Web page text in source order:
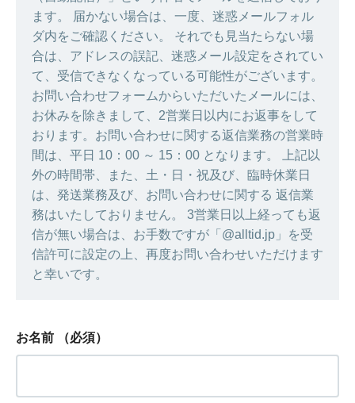
ます。 届かない場合は、一度、迷惑メールフォル
ダ内をご確認ください。 それでも見当たらない場
合は、アドレスの誤記、迷惑メール設定をされてい
て、受信できなくなっている可能性がございます。
お問い合わせフォームからいただいたメールには、
お休みを除きまして、2営業日以内にお返事をして
おります。お問い合わせに関する返信業務の営業時
間は、平日 10：00 ～ 15：00 となります。 上記以
外の時間帯、また、土・日・祝及び、臨時休業日
は、発送業務及び、お問い合わせに関する 返信業
務はいたしておりません。 3営業日以上経っても返
信が無い場合は、お手数ですが「@alltid.jp」を受
信許可に設定の上、再度お問い合わせいただけます
と幸いです。
お名前 （必須）